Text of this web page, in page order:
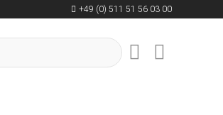
+49 (0) 511 51 56 03 00